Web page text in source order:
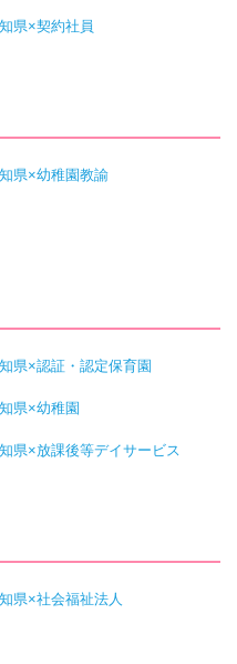
県×契約社員
県×幼稚園教諭
県×認証・認定保育園
県×幼稚園
県×放課後等デイサービス
県×社会福祉法人